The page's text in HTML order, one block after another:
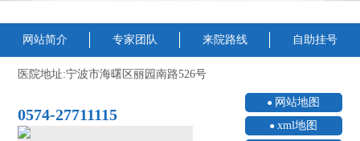
网站简介 专家团队 来院路线 自助挂号
医院地址:宁波市海曙区丽园南路526号
0574-27711115
网站地图
xml地图